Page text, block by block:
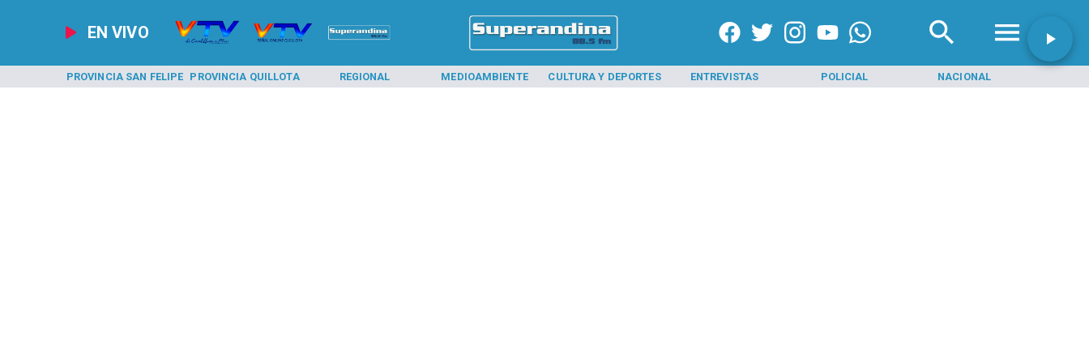
EN VIVO
PROVINCIA SAN FELIPE PROVINCIA QUILLOTA REGIONAL MEDIOAMBIENTE CULTURA Y DEPORTES ENTREVISTAS POLICIAL NACIONAL